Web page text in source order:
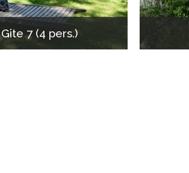
Gite 7 (4 pers.)